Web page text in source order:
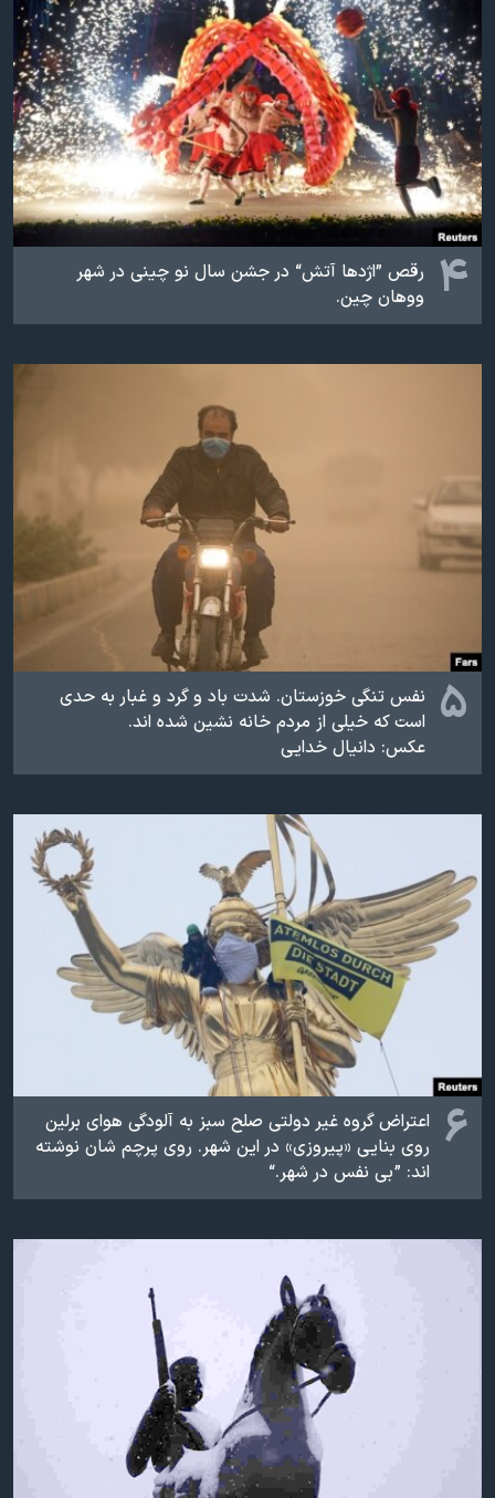
۴
رقص ”اژدها آتش“ در جشن سال نو چینی‌ در شهر
ووهان چین.
۵
نفس تنگی خوزستان. شدت باد و گرد و غبار به حدی
است که خیلی از مردم خانه نشین شده اند.
عکس: دانیال خدایی
۶
اعتراض گروه غیر دولتی صلح سبز به آلودگی هوای برلین
روی بنایی «پیروزی» در این شهر. روی پرچم شان نوشته
اند: ” بی‌ نفس در شهر.“